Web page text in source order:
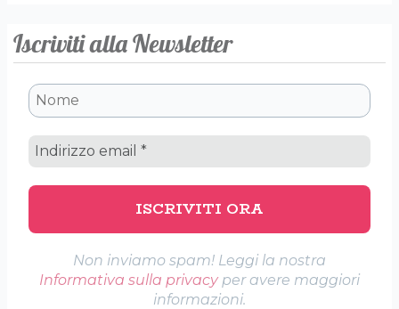
Iscriviti alla Newsletter
Non inviamo spam! Leggi la nostra
Informativa sulla privacyper avere maggiori
informazioni.